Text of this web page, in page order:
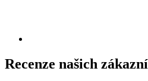
Recenze našich